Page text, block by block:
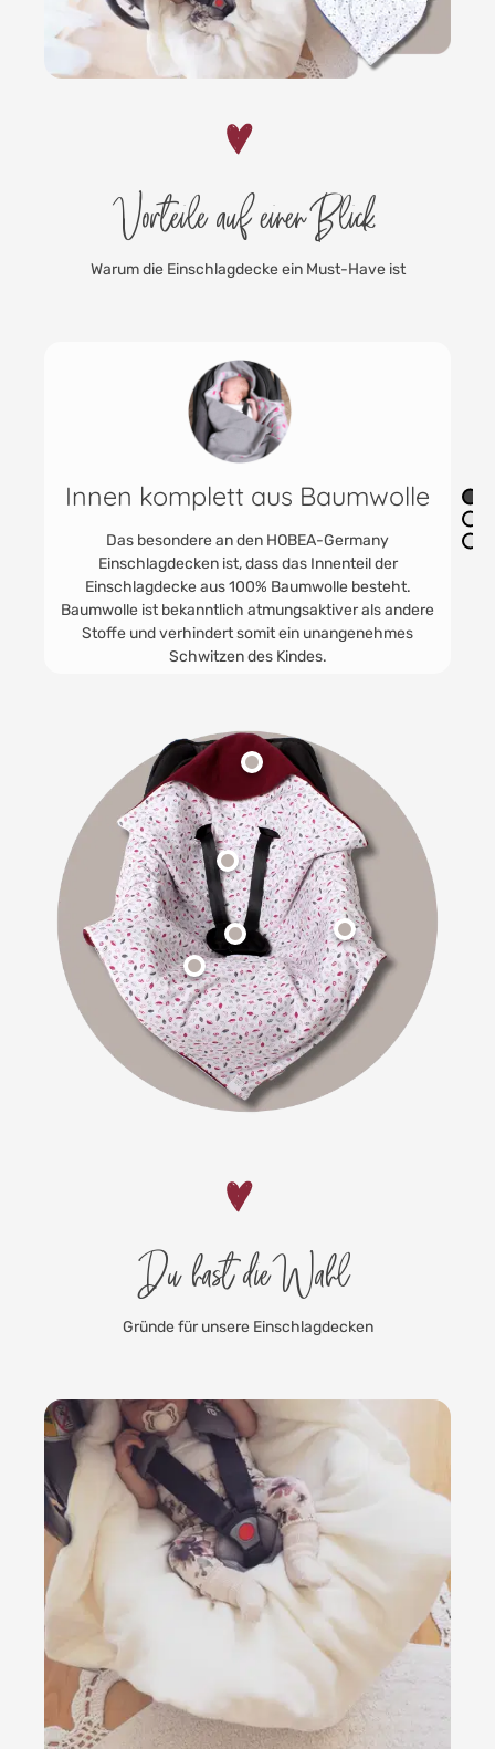
Vorteile auf einen Blick
Warum die Einschlagdecke ein Must-Have ist
Innen komplett aus Baumwolle
Das besondere an den HOBEA-Germany
Einschlagdecken ist, dass das Innenteil der
Einschlagdecke aus 100% Baumwolle besteht.
Baumwolle ist bekanntlich atmungsaktiver als andere
Stoffe und verhindert somit ein unangenehmes
Schwitzen des Kindes.
Du hast die Wahl
Gründe für unsere Einschlagdecken